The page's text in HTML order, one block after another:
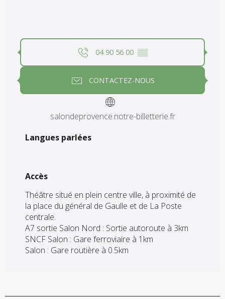
04 90 56 00 ▒▒
CONTACTEZ-NOUS
salondeprovence.notre-billetterie.fr
Langues parlées
Langues parlées
Accès
Accès
Théâtre situé en plein centre ville, à proximité de
la place du général de Gaulle et de La Poste
centrale.
A7 sortie Salon Nord : Sortie autoroute à 3km
SNCF Salon : Gare ferroviaire à 1km
Salon : Gare routière à 0.5km